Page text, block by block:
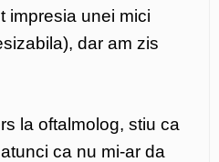
impresia unei mici
dar am zis
la oftalmolog, stiu ca
ca nu mi-ar da